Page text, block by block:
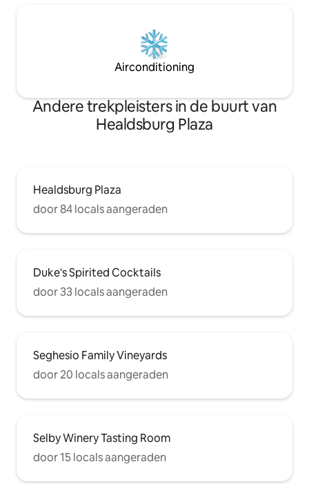
Airconditioning
Andere trekpleisters in de buurt van
Healdsburg Plaza
Healdsburg Plaza
door 84 locals aangeraden
Duke's Spirited Cocktails
door 33 locals aangeraden
Seghesio Family Vineyards
door 20 locals aangeraden
Selby Winery Tasting Room
door 15 locals aangeraden